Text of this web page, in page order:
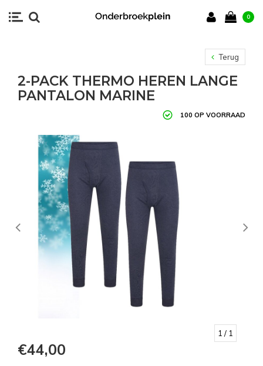
0
Terug
2-PACK THERMO HEREN LANGE
PANTALON MARINE
100 OP VOORRAAD
1 / 1
€44,00